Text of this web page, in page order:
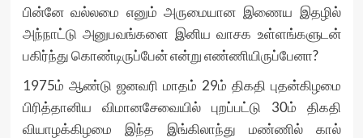
பின்னே வல்லமை எனும் அருமையான இணைய இதழில்
அந்நாட்டு அனுபவங்களை இனிய வாசக உள்ளங்களுடன்
பகிர்ந்து கொண்டிருப்பேன் என்று எண்ணியிருப்பேனா?
1975ம் ஆண்டு ஜனவரி மாதம் 29ம் திகதி புதன்கிழமை
பிரித்தானிய விமானசேவையில் புறப்பட்டு 30ம் திகதி
வியாழக்கிழமை இந்த இங்கிலாந்து மண்ணில் கால்